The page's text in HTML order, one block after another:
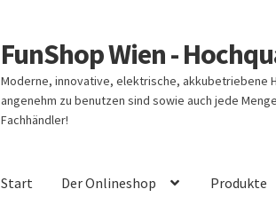
Zur
Navigation
springen
Zum
Inhalt
springen
FunShop Wien -
Moderne, innovative, elektrische, akkubetriebene
angenehm zu benutzen sind sowie auch jede
Fachhändler!
Start Der Onlineshop Produkte